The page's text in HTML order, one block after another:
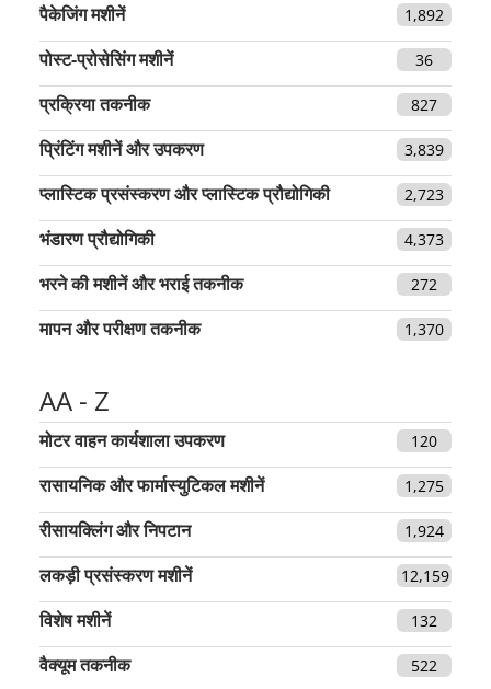
पैकेजिंग मशीनें 1,892
पोस्ट-प्रोसेसिंग मशीनें 36
प्रक्रिया तकनीक 827
प्रिंटिंग मशीनें और उपकरण 3,839
प्लास्टिक प्रसंस्करण और प्लास्टिक प्रौद्योगिकी 2,723
भंडारण प्रौद्योगिकी 4,373
भरने की मशीनें और भराई तकनीक 272
मापन और परीक्षण तकनीक 1,370
AA - Z
मोटर वाहन कार्यशाला उपकरण 120
रासायनिक और फार्मास्युटिकल मशीनें 1,275
रीसायक्लिंग और निपटान 1,924
लकड़ी प्रसंस्करण मशीनें 12,159
विशेष मशीनें 132
वैक्यूम तकनीक 522